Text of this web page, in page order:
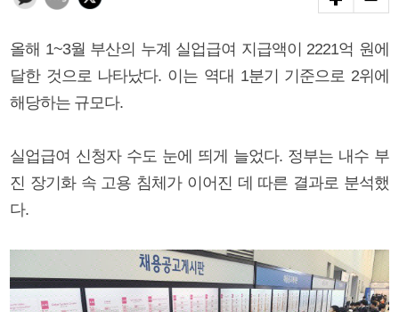
올해 1~3월 부산의 누계 실업급여 지급액이 2221억 원에
달한 것으로 나타났다. 이는 역대 1분기 기준으로 2위에
해당하는 규모다.
실업급여 신청자 수도 눈에 띄게 늘었다. 정부는 내수 부
진 장기화 속 고용 침체가 이어진 데 따른 결과로 분석했
다.